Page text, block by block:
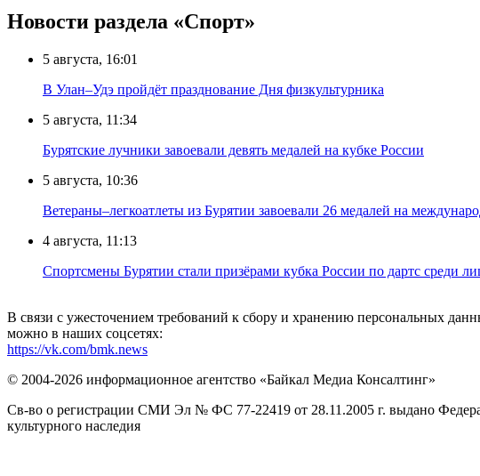
Новости раздела «Cпорт»
5 августа, 16:01
В Улан–Удэ пройдёт празднование Дня физкультурника
5 августа, 11:34
Бурятские лучники завоевали девять медалей на кубке России
5 августа, 10:36
Ветераны–легкоатлеты из Бурятии завоевали 26 медалей на
4 августа, 11:13
Спортсмены Бурятии стали призёрами кубка России по дартс среди
В связи с ужесточением требований к сбору и хранению персональных
можно в наших соцсетях:
https://vk.com/bmk.news
© 2004-2026 информационное агентство «Байкал Медиа Консалтинг»
Св-во о регистрации СМИ Эл № ФС 77-22419 от 28.11.2005 г. выдано
культурного наследия